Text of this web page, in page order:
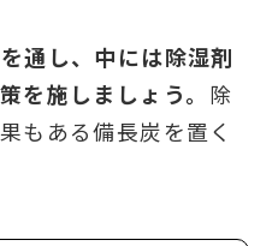
通し、中には除湿剤
を施しましょう。 除
もある備長炭を置く